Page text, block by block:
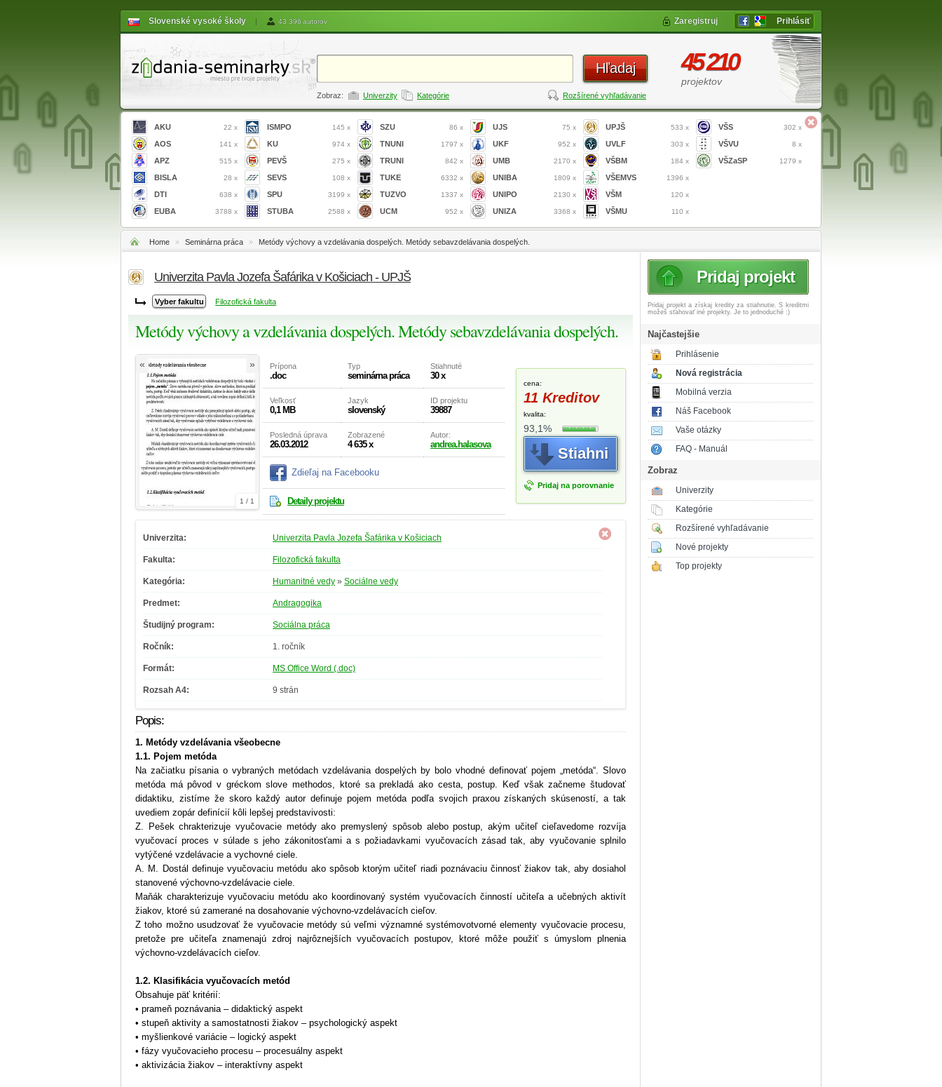
Slovenské vysoké školy | 43 396 autorov Zaregistruj Prihlásiť
Hľadaj
Zobraz: Univerzity Kategórie Rozšírené vyhľadávanie
45 210
projektov
AKU 22 x
AOS 141 x
APZ 515 x
BISLA 28 x
DTI 638 x
EUBA 3788 x
ISMPO 145 x
KU 974 x
PEVŠ 275 x
SEVS 108 x
SPU 3199 x
STUBA 2588 x
SZU 86 x
TNUNI 1797 x
TRUNI 842 x
TUKE 6332 x
TUZVO 1337 x
UCM 952 x
UJS 75 x
UKF 952 x
UMB 2170 x
UNIBA 1809 x
UNIPO 2130 x
UNIZA 3368 x
UPJŠ 533 x
UVLF 303 x
VŠBM 184 x
VŠEMVS 1396 x
VŠM 120 x
VŠMU 110 x
VŠS 302 x
VŠVU 8 x
VŠZaSP 1279 x
Home » Seminárna práca » Metódy výchovy a vzdelávania dospelých. Metódy sebavzdelávania dospelých.
Univerzita Pavla Jozefa Šafárika v Košiciach - UPJŠ
Filozofická fakulta
Metódy výchovy a vzdelávania dospelých. Metódy sebavzdelávania dospelých.
1 / 1
« » Prípona
.doc
Typ
seminárna práca
Stiahnuté
30 x
Veľkosť
0,1 MB
Jazyk
slovenský
ID projektu
39887
Posledná úprava
26.03.2012
Zobrazené
4 635 x
Autor:
andrea.halasova
Zdieľaj na Facebooku
Detaily projektu
cena:
11 Kreditov
kvalita:
93,1%
Stiahni
Pridaj na porovnanie
Univerzita: Univerzita Pavla Jozefa Šafárika v Košiciach
Fakulta: Filozofická fakulta
Kategória: Humanitné vedy » Sociálne vedy
Predmet: Andragogika
Študijný program: Sociálna práca
Ročník: 1. ročník
Formát: MS Office Word (.doc)
Rozsah A4: 9 strán
Popis:
1. Metódy vzdelávania všeobecne
1.1. Pojem metóda
Na začiatku písania o vybraných metódach vzdelávania dospelých by bolo vhodné definovať pojem „metóda“. Slovo
metóda má pôvod v gréckom slove methodos, ktoré sa prekladá ako cesta, postup. Keď však začneme študovať
didaktiku, zistíme že skoro každý autor definuje pojem metóda podľa svojich praxou získaných skúseností, a tak
uvediem zopár definícií kôli lepšej predstavivosti:
Z. Pešek chrakterizuje vyučovacie metódy ako premyslený spôsob alebo postup, akým učiteľ cieľavedome rozvíja
vyučovací proces v súlade s jeho zákonitosťami a s požiadavkami vyučovacích zásad tak, aby vyučovanie splnilo
vytýčené vzdelávacie a vychovné ciele.
A. M. Dostál definuje vyučovaciu metódu ako spôsob ktorým učiteľ riadi poznávaciu činnosť žiakov tak, aby dosiahol
stanovené výchovno-vzdelávacie ciele.
Maňák charakterizuje vyučovaciu metódu ako koordinovaný systém vyučovacích činností učiteľa a učebných aktivít
žiakov, ktoré sú zamerané na dosahovanie výchovno-vzdelávacích cieľov.
Z toho možno usudzovať že vyučovacie metódy sú veľmi významné systémovotvorné elementy vyučovacie procesu,
pretože pre učiteľa znamenajú zdroj najrôznejších vyučovacích postupov, ktoré môže použiť s úmyslom plnenia
výchovno-vzdelávacích cieľov.
1.2. Klasifikácia vyučovacích metód
Obsahuje päť kritérií:
• prameň poznávania – didaktický aspekt
• stupeň aktivity a samostatnosti žiakov – psychologický aspekt
• myšlienkové variácie – logický aspekt
• fázy vyučovacieho procesu – procesuálny aspekt
• aktivizácia žiakov – interaktívny aspekt
Pridaj projekt
Pridaj projekt a získaj kredity za stiahnutie. S kreditmi
možeš sťahovať iné projekty. Je to jednoduché :)
Najčastejšie
Prihlásenie
Nová registrácia
Mobilná verzia
Náš Facebook
Vaše otázky
FAQ - Manuál
Zobraz
Univerzity
Kategórie
Rozšírené vyhľadávanie
Nové projekty
Top projekty